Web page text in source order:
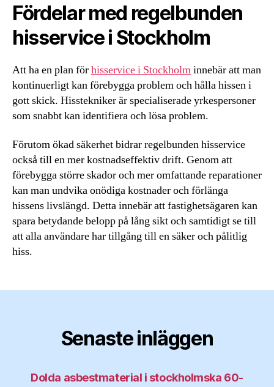
Fördelar med regelbunden
hisservice i Stockholm
Att ha en plan förhisservice i Stockholminnebär att man
kontinuerligt kan förebygga problem och hålla hissen i
gott skick. Hisstekniker är specialiserade yrkespersoner
som snabbt kan identifiera och lösa problem.
Förutom ökad säkerhet bidrar regelbunden hisservice
också till en mer kostnadseffektiv drift. Genom att
förebygga större skador och mer omfattande reparationer
kan man undvika onödiga kostnader och förlänga
hissens livslängd. Detta innebär att fastighetsägaren kan
spara betydande belopp på lång sikt och samtidigt se till
att alla användare har tillgång till en säker och pålitlig
hiss.
Senaste inläggen
Dolda asbestmaterial i stockholmska 60-